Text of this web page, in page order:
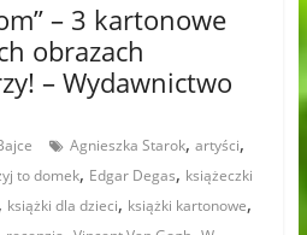
– 3 kartonowe
obrazach
– Wydawnictwo
Agnieszka Starok, artyści,
to domek, Edgar Degas, książeczki
książki dla dzieci, książki kartonowe,